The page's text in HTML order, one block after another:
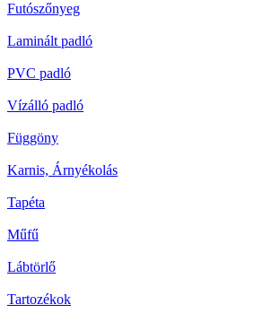
Futószőnyeg
Laminált padló
PVC padló
Vízálló padló
Függöny
Karnis, Árnyékolás
Tapéta
Műfű
Lábtörlő
Tartozékok